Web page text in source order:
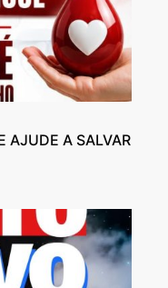
AJUDE A SALVAR